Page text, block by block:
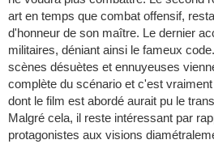
art en temps que combat offensif,
d'honneur de son maître. Le dernier
militaires, déniant ainsi le fameux
scènes désuètes et ennuyeuses
complète du scénario et c'est
dont le film est abordé aurait pu le
Malgré cela, il reste intéressant par
protagonistes aux visions